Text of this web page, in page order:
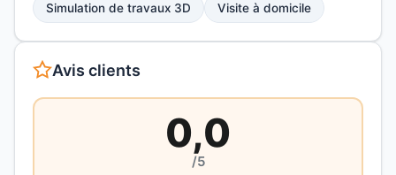
Simulation de travaux 3D Visite à domicile
Avis clients
0,0
/5